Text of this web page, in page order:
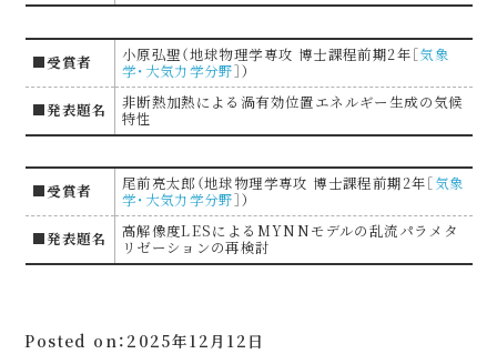
■受賞者 小原弘聖（地球物理学専攻 博士課程前期2年［気象
学・大気力学分野］）
■発表題名
非断熱加熱による渦有効位置エネルギー生成の気候
特性
■受賞者 尾前亮太郎（地球物理学専攻 博士課程前期2年［気象
学・大気力学分野］）
■発表題名
高解像度LESによるMYNNモデルの乱流パラメタ
リゼーションの再検討
Posted on：2025年12月12日